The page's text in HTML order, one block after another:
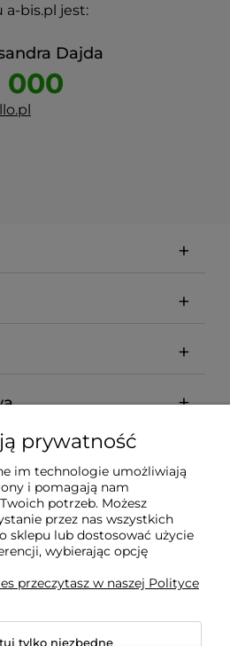
a-bis.pl jest:
Dajda
000
- Projekty Technologiczne -
Serwis Sprzętu
- Trójmiasto - Pomorskie
prywatność
im technologie umożliwiają
i pomagają nam
potrzeb. Możesz
przez nas wszystkich
sklepu lub dostosować użycie
wybierając opcję
przeczytasz w naszej Polityce
tylko niezbędne